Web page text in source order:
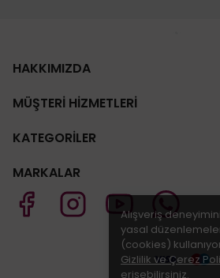
Alışveriş
yasal
(cookies)
Gizlilik ve Çerez
erişebilirsiniz.
HAKKIMIZDA
MÜŞTERİ HİZMETLERİ
KATEGORİLER
MARKALAR